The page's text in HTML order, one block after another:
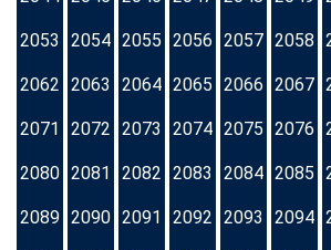
2053 2054 2055 2056 2057 2058
2062 2063 2064 2065 2066 2067
2071 2072 2073 2074 2075 2076
2080 2081 2082 2083 2084 2085
2089 2090 2091 2092 2093 2094